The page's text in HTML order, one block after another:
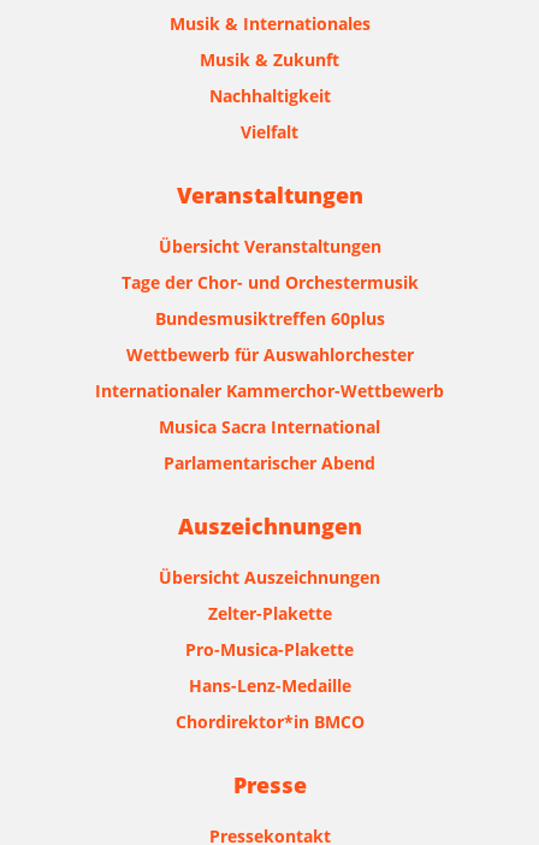
Musik & Internationales
Musik & Zukunft
Nachhaltigkeit
Vielfalt
Veranstaltungen
Übersicht Veranstaltungen
Tage der Chor- und Orchestermusik
Bundesmusiktreffen 60plus
Wettbewerb für Auswahlorchester
Internationaler Kammerchor-Wettbewerb
Musica Sacra International
Parlamentarischer Abend
Auszeichnungen
Übersicht Auszeichnungen
Zelter-Plakette
Pro-Musica-Plakette
Hans-Lenz-Medaille
Chordirektor*in BMCO
Presse
Pressekontakt